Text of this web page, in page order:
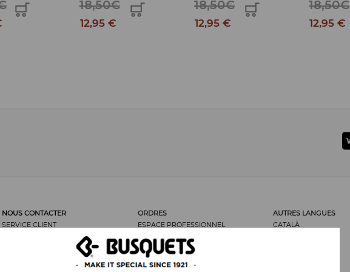
18,50€
12,95 €
18,50€
12,95 €
18,50€
12,95 €
NOUS CONTACTER
SERVICE CLIENT
NOUS RECOMMANDER
ORDRES
ESPACE PROFESSIONNEL
RETOUR DE MARCHANDISES
FRAIS D’ENVOI
AUTRES LANGUES
CATALÀ